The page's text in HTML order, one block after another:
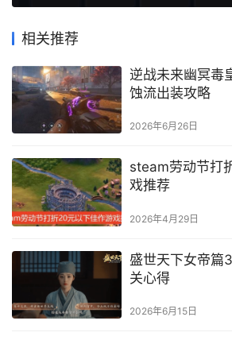
相关推荐
逆战未来幽冥毒
蚀流出装攻略
2026年6月26日
steam劳动节打
戏推荐
2026年4月29日
盛世天下女帝篇
关心得
2026年6月15日